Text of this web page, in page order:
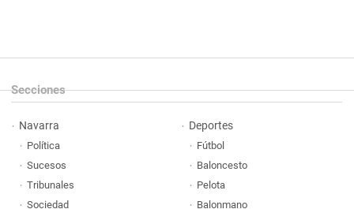
Secciones
Navarra
Política
Sucesos
Tribunales
Sociedad
Deportes
Fútbol
Baloncesto
Pelota
Balonmano